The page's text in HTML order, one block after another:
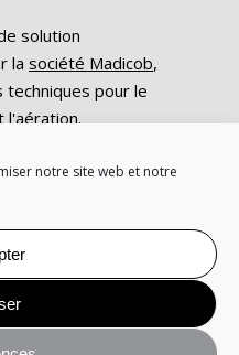
notre site web et notre
solution
la société Madicob,
pour le
l'aération.
Anelec par
|
2021